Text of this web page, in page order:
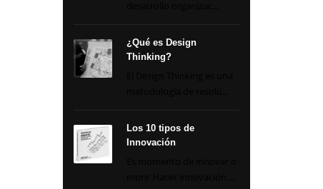
¿Qué es Design
Thinking?
Los 10 tipos de
Innovación